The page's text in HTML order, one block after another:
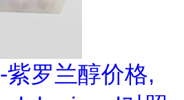
罗兰醇价格,